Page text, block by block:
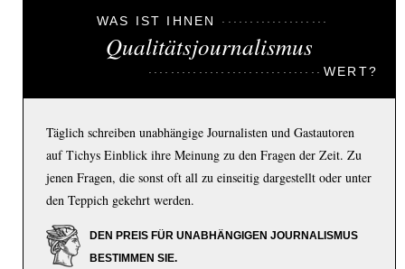
WAS IST IHNEN
Qualitätsjournalismus
WERT?
Täglich schreiben unabhängige Journalisten und Gastautoren
auf Tichys Einblick ihre Meinung zu den Fragen der Zeit. Zu
jenen Fragen, die sonst oft all zu einseitig dargestellt oder unter
den Teppich gekehrt werden.
DEN PREIS FÜR UNABHÄNGIGEN JOURNALISMUS
BESTIMMEN SIE.